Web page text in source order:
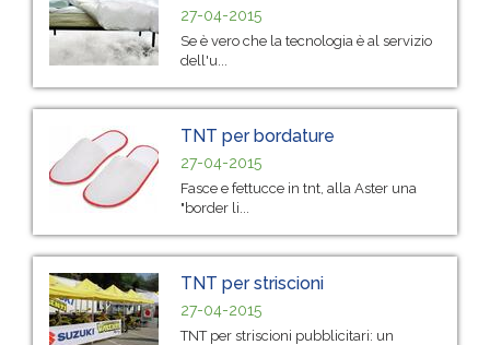
27-04-2015
Se è vero che la tecnologia è al servizio
dell'u...
TNT per bordature
27-04-2015
Fasce e fettucce in tnt, alla Aster una
"border li...
TNT per striscioni
27-04-2015
TNT per striscioni pubblicitari: un